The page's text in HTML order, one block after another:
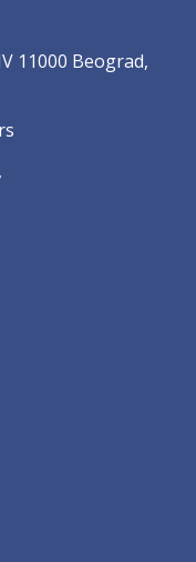
11000 Beograd,